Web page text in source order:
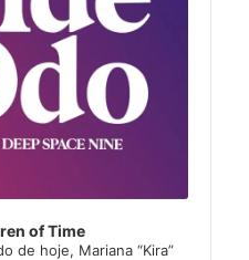
of Time
de hoje, Mariana “Kira”